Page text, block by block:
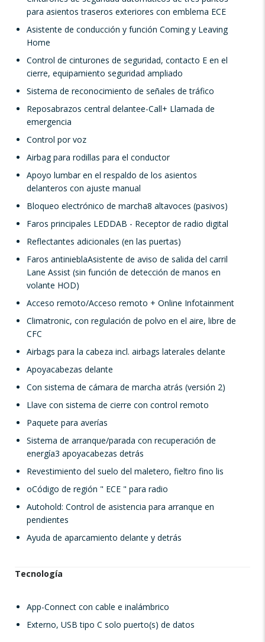
para asientos traseros exteriores con emblema ECE
Asistente de conducción y función Coming y Leaving
Home
Control de cinturones de seguridad, contacto E en el
cierre, equipamiento seguridad ampliado
Sistema de reconocimiento de señales de tráfico
Reposabrazos central delantee-Call+ Llamada de
emergencia
Control por voz
Airbag para rodillas para el conductor
Apoyo lumbar en el respaldo de los asientos
delanteros con ajuste manual
Bloqueo electrónico de marcha8 altavoces (pasivos)
Faros principales LEDDAB - Receptor de radio digital
Reflectantes adicionales (en las puertas)
Faros antinieblaAsistente de aviso de salida del carril
Lane Assist (sin función de detección de manos en
volante HOD)
Acceso remoto/Acceso remoto + Online Infotainment
Climatronic, con regulación de polvo en el aire, libre de
CFC
Airbags para la cabeza incl. airbags laterales delante
Apoyacabezas delante
Con sistema de cámara de marcha atrás (versión 2)
Llave con sistema de cierre con control remoto
Paquete para averías
Sistema de arranque/parada con recuperación de
energía3 apoyacabezas detrás
Revestimiento del suelo del maletero, fieltro fino lis
oCódigo de región " ECE " para radio
Autohold: Control de asistencia para arranque en
pendientes
Ayuda de aparcamiento delante y detrás
Tecnología
App-Connect con cable e inalámbrico
Externo, USB tipo C solo puerto(s) de datos